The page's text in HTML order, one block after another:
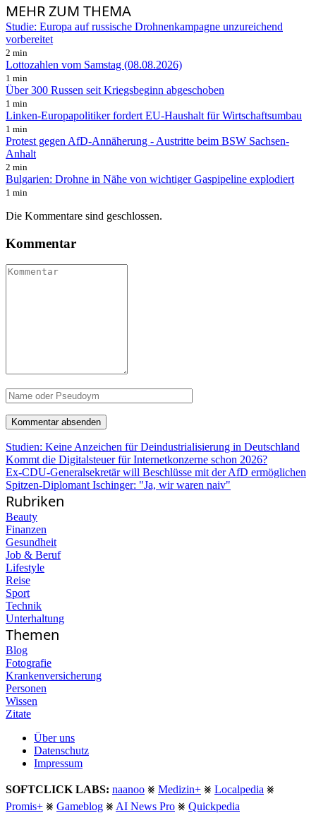
MEHRZUM THEMA
Studie: Europa auf russische Drohnenkampagne unzureichend
vorbereitet
2 min
Lottozahlen vom Samstag (08.08.2026)
1 min
Über 300 Russen seit Kriegsbeginn abgeschoben
1 min
Linken-Europapolitiker fordert EU-Haushalt für Wirtschaftsumbau
1 min
Protest gegen AfD-Annäherung - Austritte beim BSW Sachsen-
Anhalt
2 min
Bulgarien: Drohne in Nähe von wichtiger Gaspipeline explodiert
1 min
Die Kommentare sind geschlossen.
Kommentar
Studien: Keine Anzeichen für Deindustrialisierung in Deutschland
Kommt die Digitalsteuer für Internetkonzerne schon 2026?
Ex-CDU-Generalsekretär will Beschlüsse mit der AfD ermöglichen
Spitzen-Diplomant Ischinger: "Ja, wir waren naiv"
Rubriken
Beauty
Finanzen
Gesundheit
Job & Beruf
Lifestyle
Reise
Sport
Technik
Unterhaltung
Themen
Blog
Fotografie
Krankenversicherung
Personen
Wissen
Zitate
Über uns
Datenschutz
Impressum
SOFTCLICK LABS: naanoo ⨳ Medizin+ ⨳ Localpedia ⨳
Promis+ ⨳ Gameblog ⨳ AI News Pro ⨳ Quickpedia